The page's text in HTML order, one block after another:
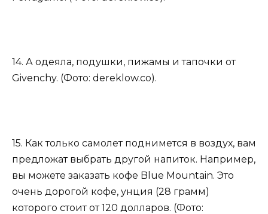
14. А одеяла, подушки, пижамы и тапочки от
Givenchy. (Фото: dereklow.co).
15. Как только самолет поднимется в воздух, вам
предложат выбрать другой напиток. Например,
вы можете заказать кофе Blue Mountain. Это
очень дорогой кофе, унция (28 грамм)
которого стоит от 120 долларов. (Фото: